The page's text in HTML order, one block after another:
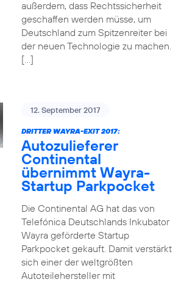
außerdem, dass Rechtssicherheit
geschaffen werden müsse, um
Deutschland zum Spitzenreiter bei
der neuen Technologie zu machen.
[…]
12. September 2017
DRITTER WAYRA-EXIT 2017:
Autozulieferer
Continental
übernimmt Wayra-
Startup Parkpocket
Die Continental AG hat das von
Telefónica Deutschlands Inkubator
Wayra geförderte Startup
Parkpocket gekauft. Damit verstärkt
sich einer der weltgrößten
Autoteilehersteller mit